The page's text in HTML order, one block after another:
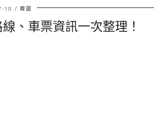
10 韓國
、車票資訊一次整理！